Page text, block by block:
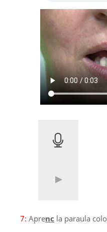
7: Aprenc la paraula colo